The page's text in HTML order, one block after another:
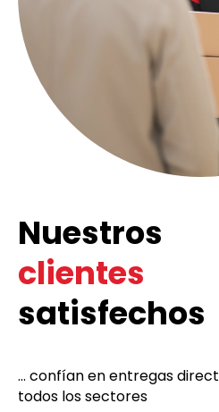
Nuestros
clientes
satisfechos
... confían en entregas
todos los sectores